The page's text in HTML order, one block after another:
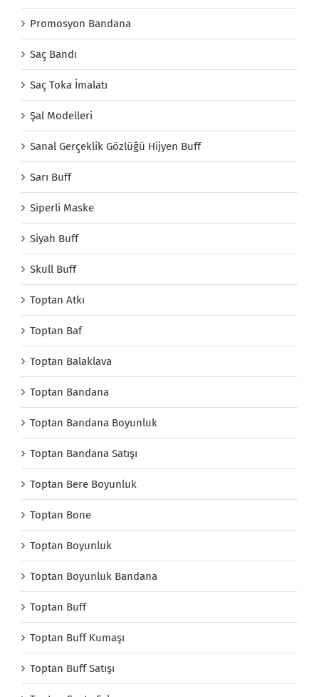
Promosyon Bandana
Saç Bandı
Saç Toka İmalatı
Şal Modelleri
Sanal Gerçeklik Gözlüğü Hijyen Buff
Sarı Buff
Siperli Maske
Siyah Buff
Skull Buff
Toptan Atkı
Toptan Baf
Toptan Balaklava
Toptan Bandana
Toptan Bandana Boyunluk
Toptan Bandana Satışı
Toptan Bere Boyunluk
Toptan Bone
Toptan Boyunluk
Toptan Boyunluk Bandana
Toptan Buff
Toptan Buff Kumaşı
Toptan Buff Satışı